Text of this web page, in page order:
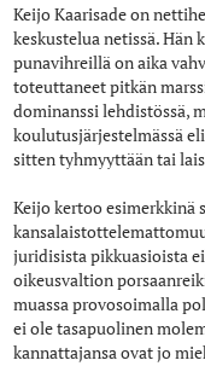
Keijo Kaarisade on
keskustelua netissä.
punavihreillä on aika
toteuttaneet pitkän
dominanssi lehdistössä,
koulutusjärjestelmässä
sitten tyhmyyttään tai
Keijo kertoo esimerkkinä
juridisista pikkuasioista
oikeusvaltion
muassa provosoimalla
ei ole tasapuolinen
kannattajansa ovat jo